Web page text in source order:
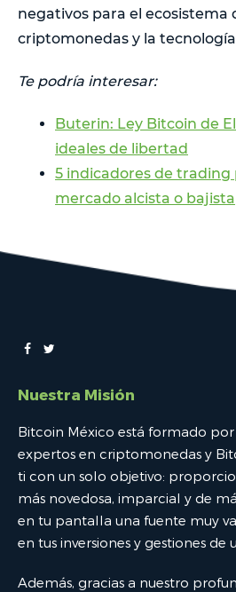
negativos para el ecosistema
criptomonedas y la
Te podría interesar:
Buterin: Ley Bitcoin de
ideales de libertad
5 indicadores de
mercado alcista o bajista
Nuestra Misión
Bitcoin México está formado
expertos en criptomonedas y
ti con un solo objetivo:
más novedosa, imparcial y de
en tu pantalla una fuente muy
en tus inversiones y gestiones de
Además, gracias a nuestro